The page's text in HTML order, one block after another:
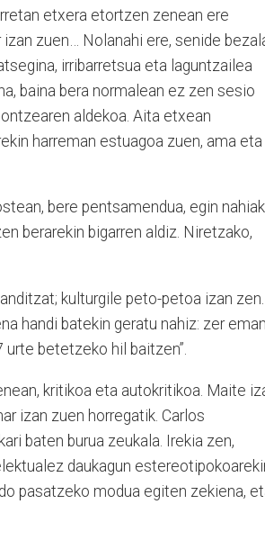
etxera etortzen zenean ere
zuen… Nolanahi ere, senide
irribarretsua eta laguntzailea
baina bera normalean ez zen sesio
aldekoa. Aita etxean
harreman estuagoa zuen, ama eta
bere pentsamendua, egin nahiak
berarekin bigarren aldiz. Niretzako,
kulturgile peto-petoa izan zen.
handi batekin geratu nahiz: zer eman
betetzeko hil baitzen”.
kritikoa eta autokritikoa. Maite
izan zuen horregatik. Carlos
baten burua zeukala. Irekia zen,
daukagun
pasatzeko modua egiten zekiena,